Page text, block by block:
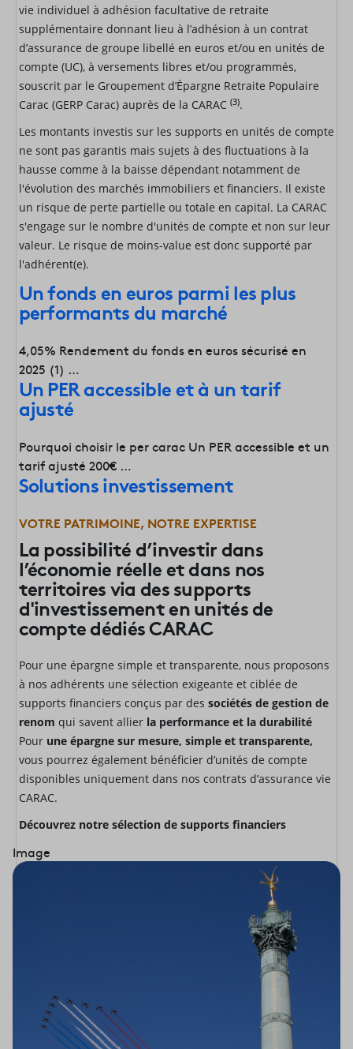
vie individuel à adhésion facultative de retraite
supplémentaire donnant lieu à l’adhésion à un contrat
d’assurance de groupe libellé en euros et/ou en unités de
compte (UC), à versements libres et/ou programmés,
souscrit par le Groupement d’Épargne Retraite Populaire
Carac (GERP Carac) auprès de la CARAC (3).
Les montants investis sur les supports en unités de compte
ne sont pas garantis mais sujets à des fluctuations à la
hausse comme à la baisse dépendant notamment de
l'évolution des marchés immobiliers et financiers. Il existe
un risque de perte partielle ou totale en capital. La CARAC
s'engage sur le nombre d'unités de compte et non sur leur
valeur. Le risque de moins-value est donc supporté par
l'adhérent(e).
Un fonds en euros parmi les plus
performants du marché
4,05% Rendement du fonds en euros sécurisé en
2025 (1) …
Un PER accessible et à un tarif
ajusté
Pourquoi choisir le per carac Un PER accessible et un
tarif ajusté 200€ …
Solutions investissement
VOTRE PATRIMOINE, NOTRE EXPERTISE
La possibilité d’investir dans
l’économie réelle et dans nos
territoires via des supports
d'investissement en unités de
compte dédiés CARAC
Pour une épargne simple et transparente, nous proposons
à nos adhérents une sélection exigeante et ciblée de
supports financiers conçus par des sociétés de gestion de
renom qui savent allier la performance et la durabilité
Pour une épargne sur mesure, simple et transparente,
vous pourrez également bénéficier d’unités de compte
disponibles uniquement dans nos contrats d’assurance vie
CARAC.
Découvrez notre sélection de supports financiers
Image